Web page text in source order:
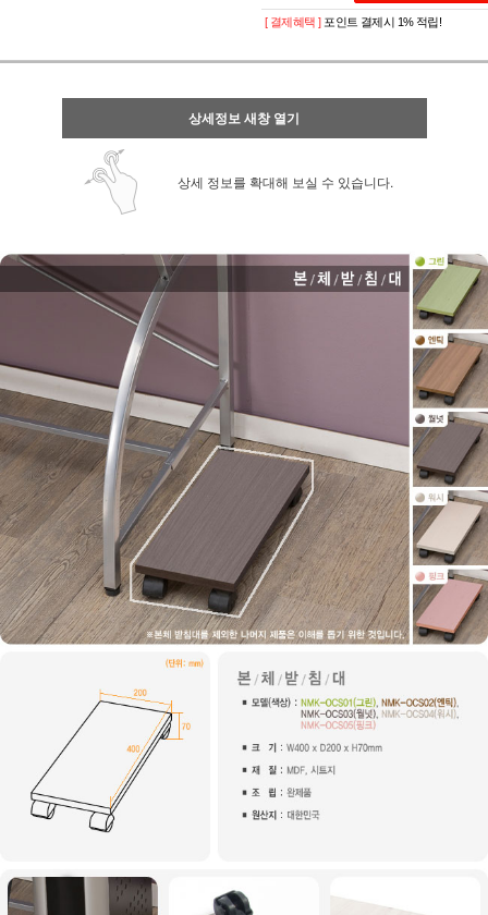
페이코 ID로 페
PAYCO 바로
[ 결제혜택 ] 포인트 결제시 1% 적립!
상세정보 새창 열기
상세 정보를 확대해 보실 수 있습니다.